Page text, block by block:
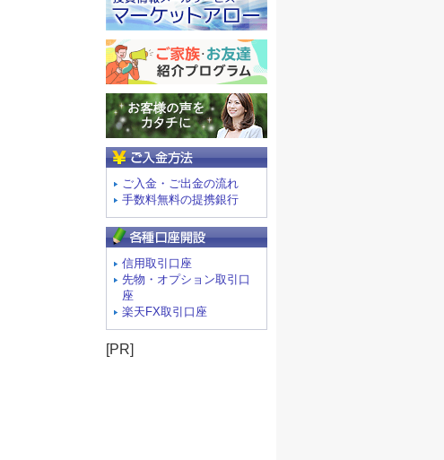
ご入金・ご出金の流れ
手数料無料の提携銀行
信用取引口座
先物・オプション取引口
座
楽天FX取引口座
[PR]